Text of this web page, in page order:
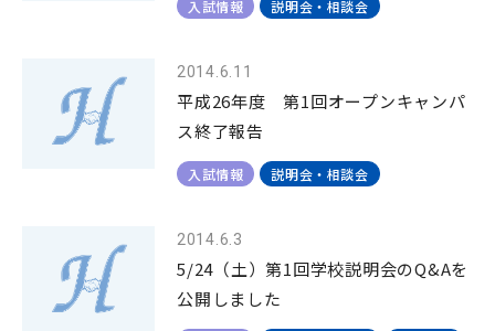
入試情報 説明会・相談会
2014.6.11
平成26年度 第1回オープンキャンパ
ス終了報告
入試情報 説明会・相談会
2014.6.3
5/24（土）第1回学校説明会のQ&Aを
公開しました